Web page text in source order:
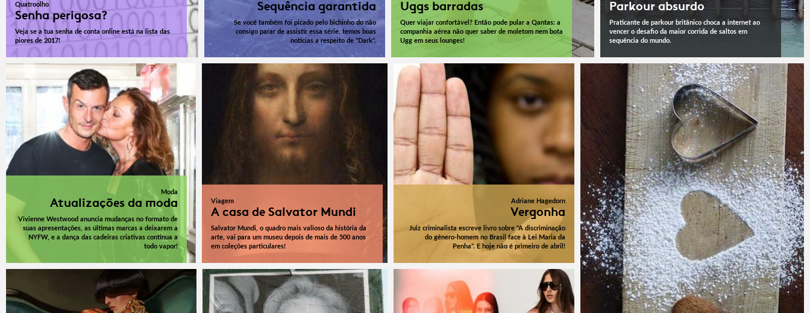
Sequência garantida
Se você também foi picado pelo bichinho do não
consigo parar de assistir essa série, temos boas
notícias a respeito de "Dark".
Uggs barradas
Quer viajar confortável? Então pode pular a Qantas: a
companhia aérea não quer saber de moletom nem bota
Ugg em seus lounges!
Parkour absurdo
Praticante de parkour britânico choca a internet ao
vencer o desafio da maior corrida de saltos em
sequência do mundo.
Quatroolho
Senha perigosa?
Veja se a tua senha de conta online está na lista das
piores de 2017!
Moda
Atualizações da moda
Vivienne Westwood anuncia mudanças no formato de
suas apresentações, as últimas marcas a deixarem a
NYFW, e a dança das cadeiras criativas continua a
todo vapor!
Viagem
A casa de Salvator Mundi
Salvator Mundi, o quadro mais valioso da história da
arte, vai para um museu depois de mais de 500 anos
em coleções particulares!
Adriane Hagedorn
Vergonha
Juiz criminalista escreve livro sobre "A discriminação
do gênero-homem no Brasil face à Lei Maria da
Penha". E hoje não é primeiro de abril!